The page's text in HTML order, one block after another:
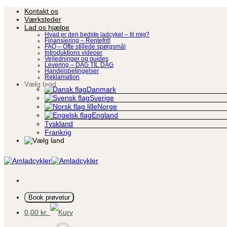
Fortsæt
indhold
Kontakt os
Værksteder
Lad os hjælpe
Hvad er den bedste ladcykel – til mig?
Finansiering – Rentefrit!
FAQ – Ofte stillede spørgsmål
Introduktions videoer
Vejledninger og guides
Levering – DAG TIL DAG
Handelsbetingelser
Reklamation
Vælg land
Danmark
Sverige
Norge
England
Tyskland
Frankrig
Book prøvetur
0,00 kr.